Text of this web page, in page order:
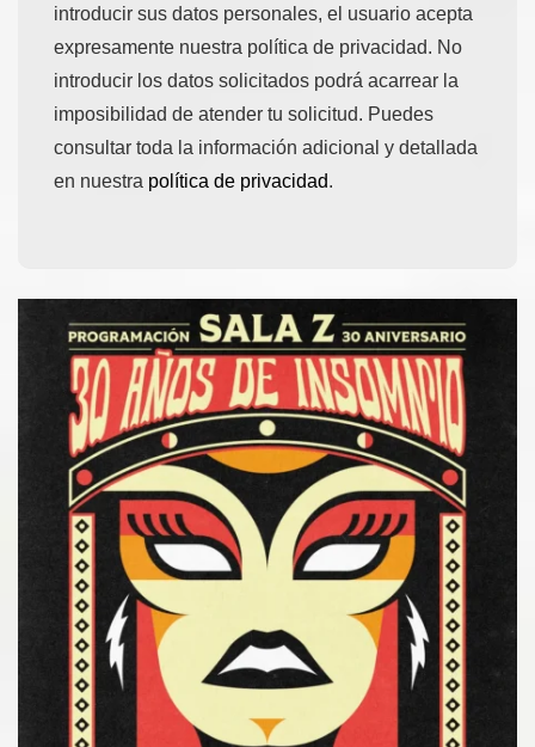
introducir sus datos personales, el usuario acepta
expresamente nuestra política de privacidad. No
introducir los datos solicitados podrá acarrear la
imposibilidad de atender tu solicitud. Puedes
consultar toda la información adicional y detallada
en nuestra política de privacidad.